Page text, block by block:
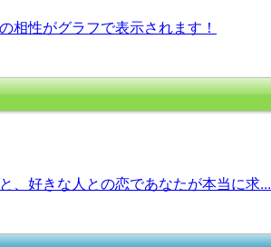
相性がグラフで表示されます！
、好きな人との恋であなたが本当に求...